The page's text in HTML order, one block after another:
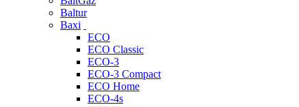
Baltur
Baxi
ECO
ECO Classic
ECO-3
ECO-3 Compact
ECO Home
ECO-4s